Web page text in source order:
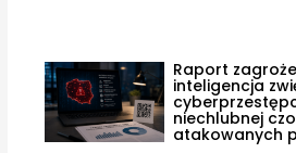
Raport
inteligencja
niechlubnej
atakowanych